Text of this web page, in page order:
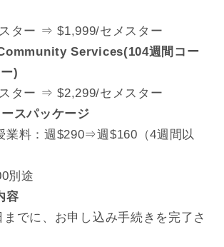
ター ⇒ $1,999/セメスター
Services(104週間コー
)
ター ⇒ $2,299/セメスター
スパッケージ
業料：週$290⇒週$160（4週間以
別途
容
でに、お申し込み手続きを完了さ